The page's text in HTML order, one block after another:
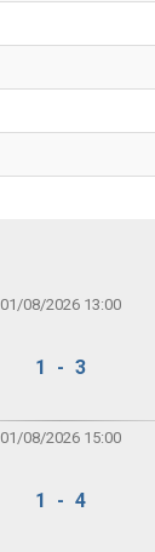
01/08/2026 13:00
1 - 3
01/08/2026 15:00
1 - 4